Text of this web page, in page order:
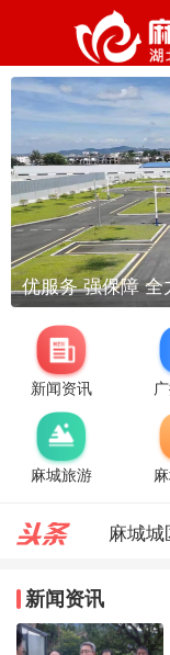
优服务 强保障 全
新闻资讯
麻城旅游
麻城城
台风靠
新闻资讯